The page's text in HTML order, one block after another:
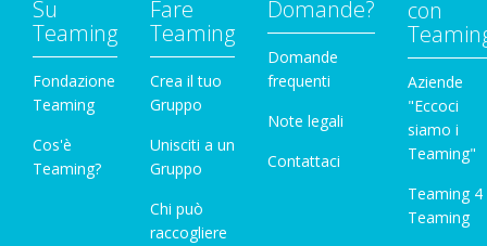
Su
Teaming
Fondazione
Teaming
Cos'è
Teaming?
Fare
Teaming
Crea il tuo
Gruppo
Unisciti a un
Gruppo
Chi può
raccogliere
Domande?
Domande
frequenti
Note legali
Contattaci
con
Aziende
"Eccoci
siamo i
Teaming"
Teaming 4
Teaming